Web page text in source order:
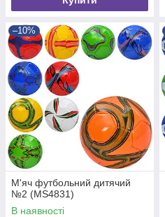
–10%
М'яч футбольний дитячий
№2 (MS4831)
В наявності